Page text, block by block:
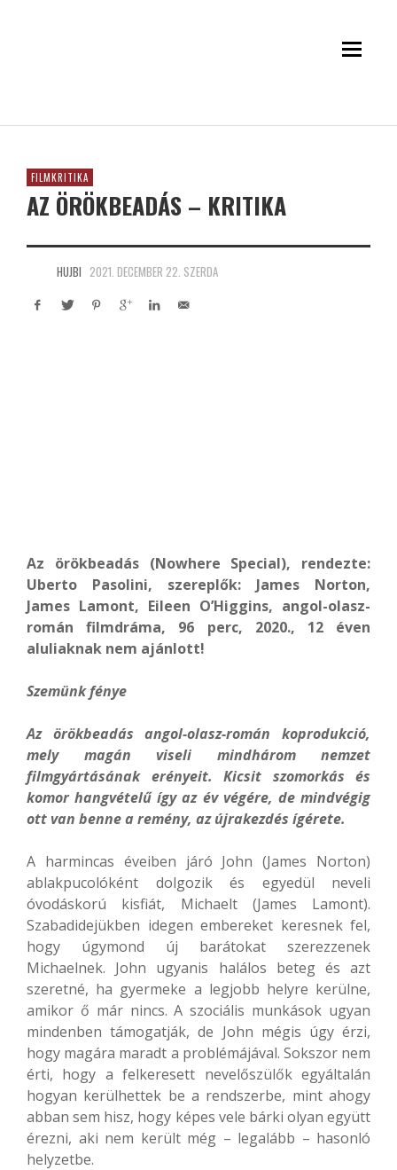
FILMKRITIKA
AZ ÖRÖKBEADÁS – KRITIKA
HUJBI 2021. DECEMBER 22. SZERDA
Az örökbeadás (Nowhere Special), rendezte:
Uberto Pasolini, szereplők: James Norton,
James Lamont, Eileen O’Higgins, angol-olasz-
román filmdráma, 96 perc, 2020., 12 éven
aluliaknak nem ajánlott!
Szemünk fénye
Az örökbeadás angol-olasz-román koprodukció,
mely magán viseli mindhárom nemzet
filmgyártásának erényeit. Kicsit szomorkás és
komor hangvételű így az év végére, de mindvégig
ott van benne a remény, az újrakezdés ígérete.
A harmincas éveiben járó John (James Norton)
ablakpucolóként dolgozik és egyedül neveli
óvodáskorú kisfiát, Michaelt (James Lamont).
Szabadidejükben idegen embereket keresnek fel,
hogy úgymond új barátokat szerezzenek
Michaelnek. John ugyanis halálos beteg és azt
szeretné, ha gyermeke a legjobb helyre kerülne,
amikor ő már nincs. A szociális munkások ugyan
mindenben támogatják, de John mégis úgy érzi,
hogy magára maradt a problémájával. Sokszor nem
érti, hogy a felkeresett nevelőszülők egyáltalán
hogyan kerülhettek be a rendszerbe, mint ahogy
abban sem hisz, hogy képes vele bárki olyan együtt
érezni, aki nem került még – legalább – hasonló
helyzetbe.